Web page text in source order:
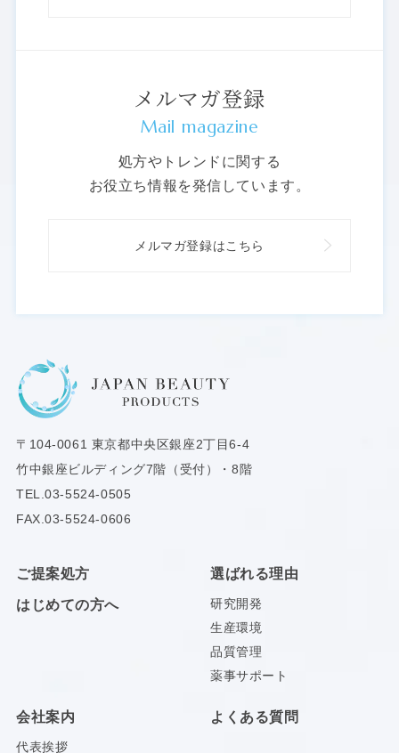
メルマガ登録
Mail magazine
処方やトレンドに関する
お役立ち情報を発信しています。
メルマガ登録はこちら
〒104-0061 東京都中央区銀座2丁目6-4
竹中銀座ビルディング7階（受付）・8階
TEL.03-5524-0505
FAX.03-5524-0606
ご提案処方
はじめての方へ
選ばれる理由
研究開発
生産環境
品質管理
薬事サポート
会社案内
代表挨拶
よくある質問